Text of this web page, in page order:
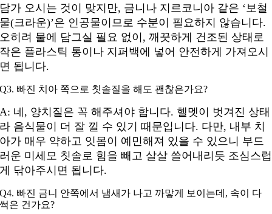
담가 오시는 것이 맞지만, 금니나 지르코니아 같은 ‘보철
물(크라운)’은 인공물이므로 수분이 필요하지 않습니다.
오히려 물에 담그실 필요 없이, 깨끗하게 건조된 상태로
작은 플라스틱 통이나 지퍼백에 넣어 안전하게 가져오시
면 됩니다.
Q3. 빠진 치아 쪽으로 칫솔질을 해도 괜찮은가요?
A: 네, 양치질은 꼭 해주셔야 합니다. 헬멧이 벗겨진 상태
라 음식물이 더 잘 낄 수 있기 때문입니다. 다만, 내부 치
아가 매우 약하고 잇몸이 예민해져 있을 수 있으니 부드
러운 미세모 칫솔로 힘을 빼고 살살 쓸어내리듯 조심스럽
게 닦아주시면 됩니다.
Q4. 빠진 금니 안쪽에서 냄새가 나고 까맣게 보이는데, 속이 다
썩은 건가요?